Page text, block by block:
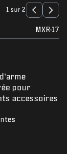
1 sur 2
MXR-17
pour
accessoires